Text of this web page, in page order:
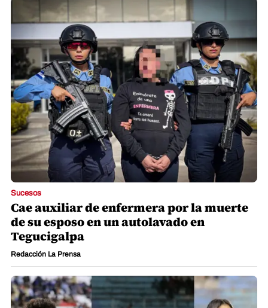
Sucesos
Cae auxiliar de enfermera por la muerte
de su esposo en un autolavado en
Tegucigalpa
Redacción La Prensa